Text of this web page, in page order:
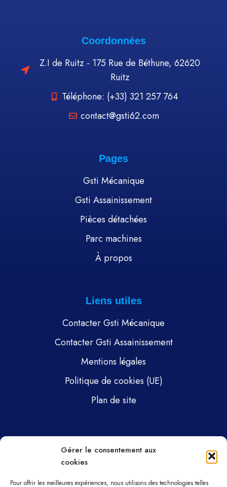
Gérer le consentement aux
cookies
Pour offrir les meilleures expériences, nous utilisons des technologies telles
Coordonnées
Z.I de Ruitz - 175 Rue de Béthune, 62620
Ruitz
Téléphone: (+33) 321 257 764
contact@gsti62.com
Pages
Gsti Mécanique
Gsti Assainissement
Pièces détachées
Parc machines
À propos
Liens utiles
Contacter Gsti Mécanique
Contacter Gsti Assainissement
Mentions légales
Politique de cookies (UE)
Plan de site
Gsti Mécanique